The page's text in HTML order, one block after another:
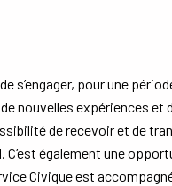
s’engager, pour une
nouvelles expériences
de recevoir et de
également une
Civique est